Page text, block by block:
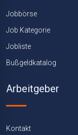
Jobbörse
Job Kategorie
Jobliste
Bußgeldkatalog
Arbeitgeber
Kontakt